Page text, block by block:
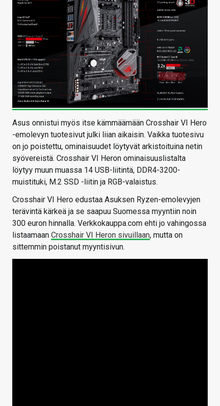
Asus onnistui myös itse kämmäämään Crosshair VI Hero
-emolevyn tuotesivut julki liian aikaisin. Vaikka tuotesivu
on jo poistettu, ominaisuudet löytyvät arkistoituina netin
syövereistä. Crosshair VI Heron ominaisuuslistalta
löytyy muun muassa 14 USB-liitintä, DDR4-3200-
muistituki, M.2 SSD -liitin ja RGB-valaistus.
Crosshair VI Hero edustaa Asuksen Ryzen-emolevyjen
terävintä kärkeä ja se saapuu Suomessa myyntiin noin
300 euron hinnalla. Verkkokauppa.com ehti jo vahingossa
listaamaan Crosshair VI Heron sivuillaan, mutta on
sittemmin poistanut myyntisivun.